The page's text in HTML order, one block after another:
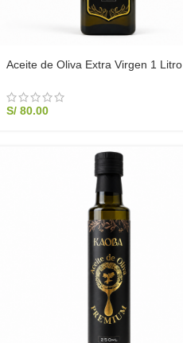
Aceite de Oliva Extra Virgen 1 Litro
S/80.00